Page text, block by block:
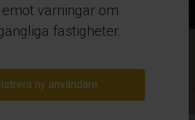
i Spanien
varningar om
fastigheter.
ny användare